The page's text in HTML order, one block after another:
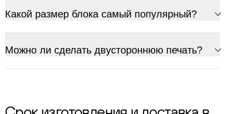
Какой размер блока самый популярный?
Можно ли сделать двустороннюю печать?